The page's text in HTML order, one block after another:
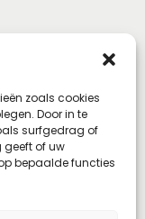
zoals cookies
Door in te
surfgedrag of
geeft of uw
bepaalde functies